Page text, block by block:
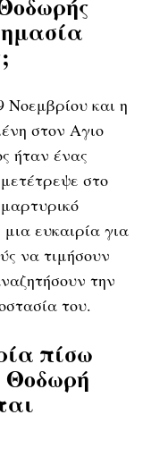
Νοεμβρίου και η
στον Αγιο
ήταν ένας
στο
ευκαιρία για
να τιμήσουν
την
του.
πίσω
Θοδωρή